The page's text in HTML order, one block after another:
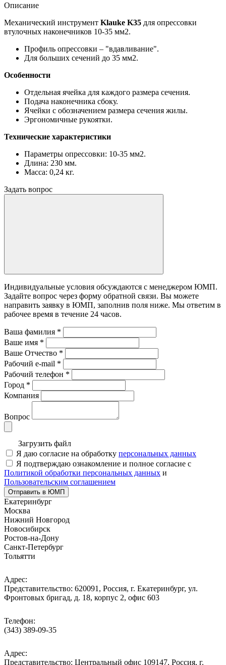
Описание
Механический инструмент Klauke K35 для опрессовки
втулочных наконечников 10-35 мм2.
Профиль опрессовки – "вдавливание".
Для больших сечений до 35 мм2.
Особенности
Отдельная ячейка для каждого размера сечения.
Подача наконечника сбоку.
Ячейки с обозначением размера сечения жилы.
Эргономичные рукоятки.
Технические характеристики
Параметры опрессовки: 10-35 мм2.
Длина: 230 мм.
Масса: 0,24 кг.
Задать вопрос
Индивидуальные условия обсуждаются с менеджером ЮМП.
Задайте вопрос через форму обратной связи. Вы можете
направить заявку в ЮМП, заполнив поля ниже. Mы ответим в
рабочее время в течение 24 часов.
Ваша фамилия *
Ваше имя *
Ваше Отчество *
Рабочий e-mail *
Рабочий телефон *
Город *
Компания
Вопрос
Загрузить файл
Я даю согласие на обработку персональных данных
Я подтверждаю ознакомление и полное согласие с
Политикой обработки персональных данных и
Пользовательским соглашением
Отправить в ЮМП
Екатеринбург
Москва
Нижний Новгород
Новосибирск
Ростов-на-Дону
Санкт-Петербург
Тольятти
Адрес:
Представительство: 620091, Россия, г. Екатеринбург, ул.
Фронтовых бригад, д. 18, корпус 2, офис 603
Телефон:
(343) 389-09-35
Адрес:
Представительство: Центральный офис 109147, Россия, г.